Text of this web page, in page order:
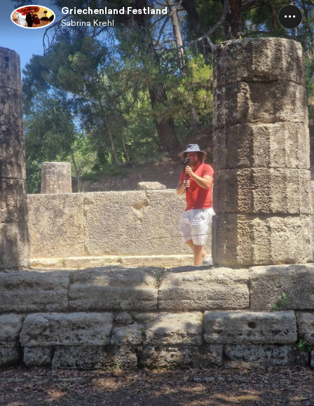
Griechenland Festland
Sabrina Krehl